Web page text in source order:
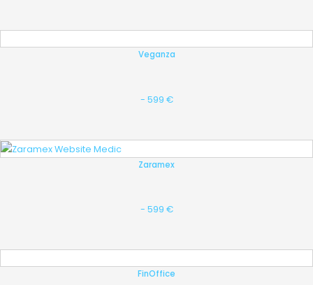
Veganza
- 599 €
Zaramex
- 599 €
FinOffice